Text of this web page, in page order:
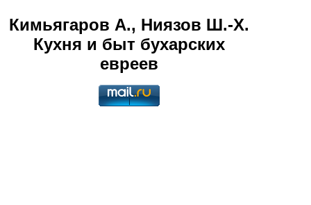
Кимьягаров А., Ниязов Ш.-Х.
Кухня и быт бухарских
евреев